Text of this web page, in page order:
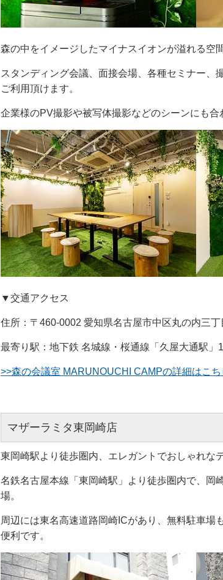
森の中をイメージしたマイナスイオンが溢れる空
スタンディング会議、面接会場、各種セミナー、
ご利用頂けます。
企業様のPV撮影や被写体撮影などのシーンにも合
▼交通アクセス
住所：〒460-0002 愛知県名古屋市中区丸の内三
最寄り駅：地下鉄 名城線・桜通線「久屋大通駅」
>>森の会議室 MARUNOUCHI CAMPの詳細はこち
マザーラミタ東岡崎店
東岡崎駅より徒歩圏内、エレガントでおしゃれな
名鉄名古屋本線「東岡崎駅」より徒歩圏内で、岡
場。
周辺には東名高速道路岡崎ICがあり、無料駐車場
便利です。